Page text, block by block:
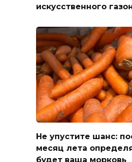
искусственного
Не упустите шанс:
месяц лета
будет ваша морковь